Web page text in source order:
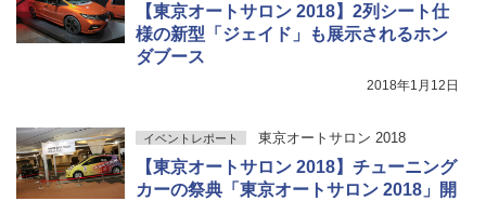
【東京オートサロン 2018】2列シート仕
様の新型「ジェイド」も展示されるホン
ダブース
2018年1月12日
イベントレポート 東京オートサロン 2018
【東京オートサロン 2018】チューニング
カーの祭典「東京オートサロン 2018」開